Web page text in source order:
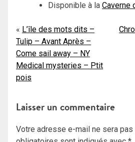
Disponible à la Caverne
Navigation
de
l’article
L’île des mots dits –
Tulip – Avant Après –
Come sail away – NY
Medical mysteries – Ptit
pois
Laisser un commentaire
Votre adresse e-mail ne sera pas